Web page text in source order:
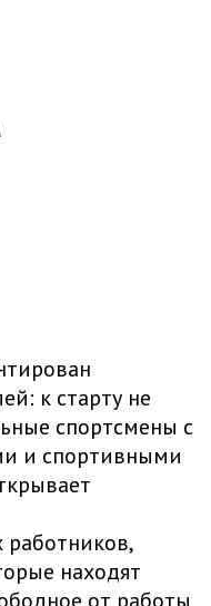
к старту не
спортсмены с
и спортивными
находят